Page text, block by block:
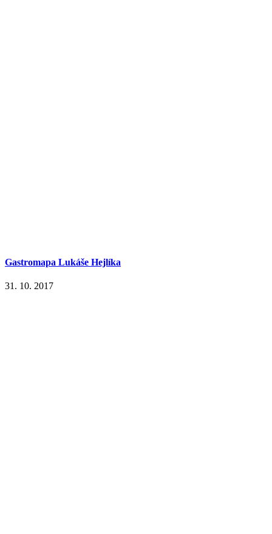
Gastromapa Lukáše Hejlíka
31. 10. 2017